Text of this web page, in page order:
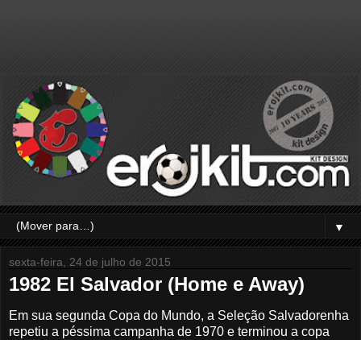
▼
sexta-feira, 24 de julho de 2015
1982 El Salvador (Home e Away)
Em sua segunda Copa do Mundo, a Seleção Salvadorenha
repetiu a péssima campanha de 1970 e terminou a copa